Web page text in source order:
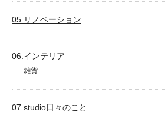
05.リノベーション
06.インテリア
雑貨
07.studio日々のこと